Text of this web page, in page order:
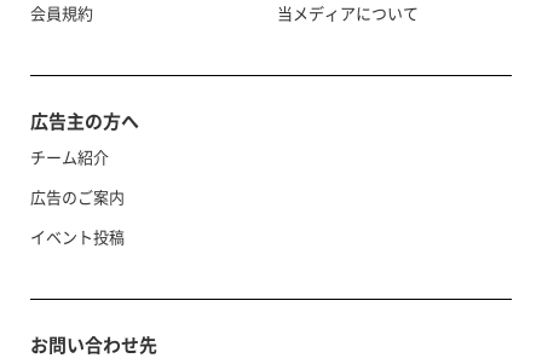
会員規約
当メディアについて
広告主の方へ
チーム紹介
広告のご案内
イベント投稿
お問い合わせ先